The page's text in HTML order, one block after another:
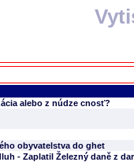
alebo z núdze cnosť?
obyvatelstva do ghet
- Zaplatil Železný daně z